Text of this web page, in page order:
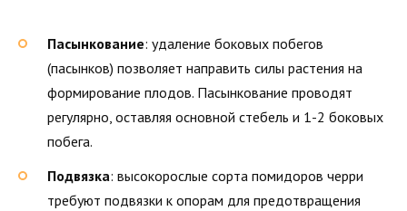
Пасынкование: удаление боковых побегов
(пасынков) позволяет направить силы растения на
формирование плодов. Пасынкование проводят
регулярно, оставляя основной стебель и 1-2 боковых
побега.
Подвязка: высокорослые сорта помидоров черри
требуют подвязки к опорам для предотвращения